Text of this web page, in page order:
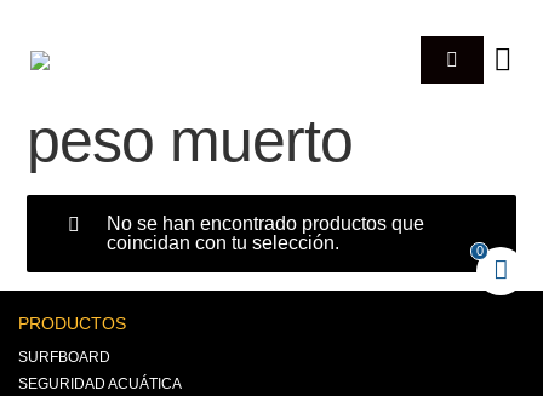
peso muerto
No se han encontrado productos que
coincidan con tu selección.
PRODUCTOS
SURFBOARD
SEGURIDAD ACUÁTICA
0